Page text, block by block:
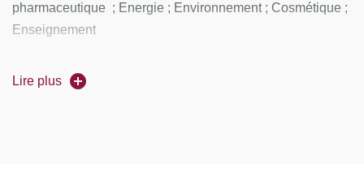
pharmaceutique ; Energie ; Environnement ; Cosmétique ;
Enseignement
Ingénieur.e d’affaire ; Ingénieur.e HSQE ; Chercheur.e,
Lire plus